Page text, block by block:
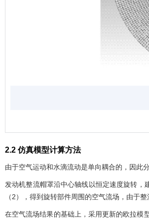
2.2 仿真模型计算方法
由于空气运动和水滴流动是单向耦合的，因此
发动机整流帽罩沿中心轴线以恒定速度旋转
（2），得到旋转部件周围的空气流场，由于
在空气流场结果的基础上，采用更新的欧拉模